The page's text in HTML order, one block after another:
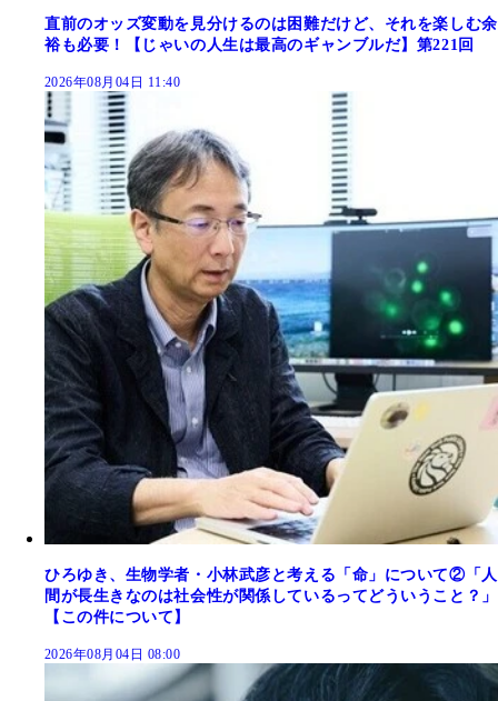
直前のオッズ変動を見分けるのは困難だけど、それを楽しむ余
裕も必要！【じゃいの人生は最高のギャンブルだ】第221回
2026年08月04日 11:40
ひろゆき、生物学者・小林武彦と考える「命」について②「人
間が長生きなのは社会性が関係しているってどういうこと？」
【この件について】
2026年08月04日 08:00